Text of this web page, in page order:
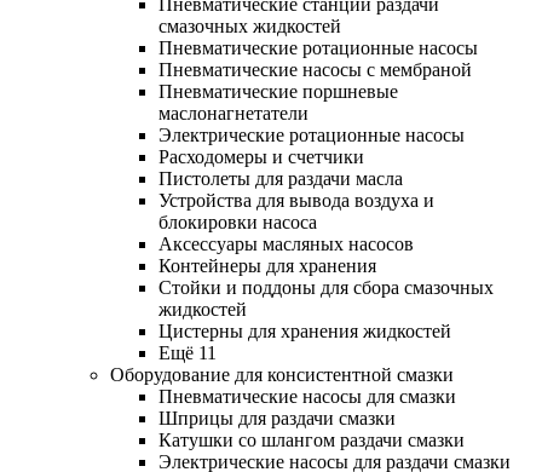
Пневматические станции раздачи
смазочных жидкостей
Пневматические ротационные насосы
Пневматические насосы с мембраной
Пневматические поршневые
маслонагнетатели
Электрические ротационные насосы
Расходомеры и счетчики
Пистолеты для раздачи масла
Устройства для вывода воздуха и
блокировки насоса
Аксессуары масляных насосов
Контейнеры для хранения
Стойки и поддоны для сбора смазочных
жидкостей
Цистерны для хранения жидкостей
Ещё 11
Оборудование для консистентной смазки
Пневматические насосы для смазки
Шприцы для раздачи смазки
Катушки со шлангом раздачи смазки
Электрические насосы для раздачи смазки